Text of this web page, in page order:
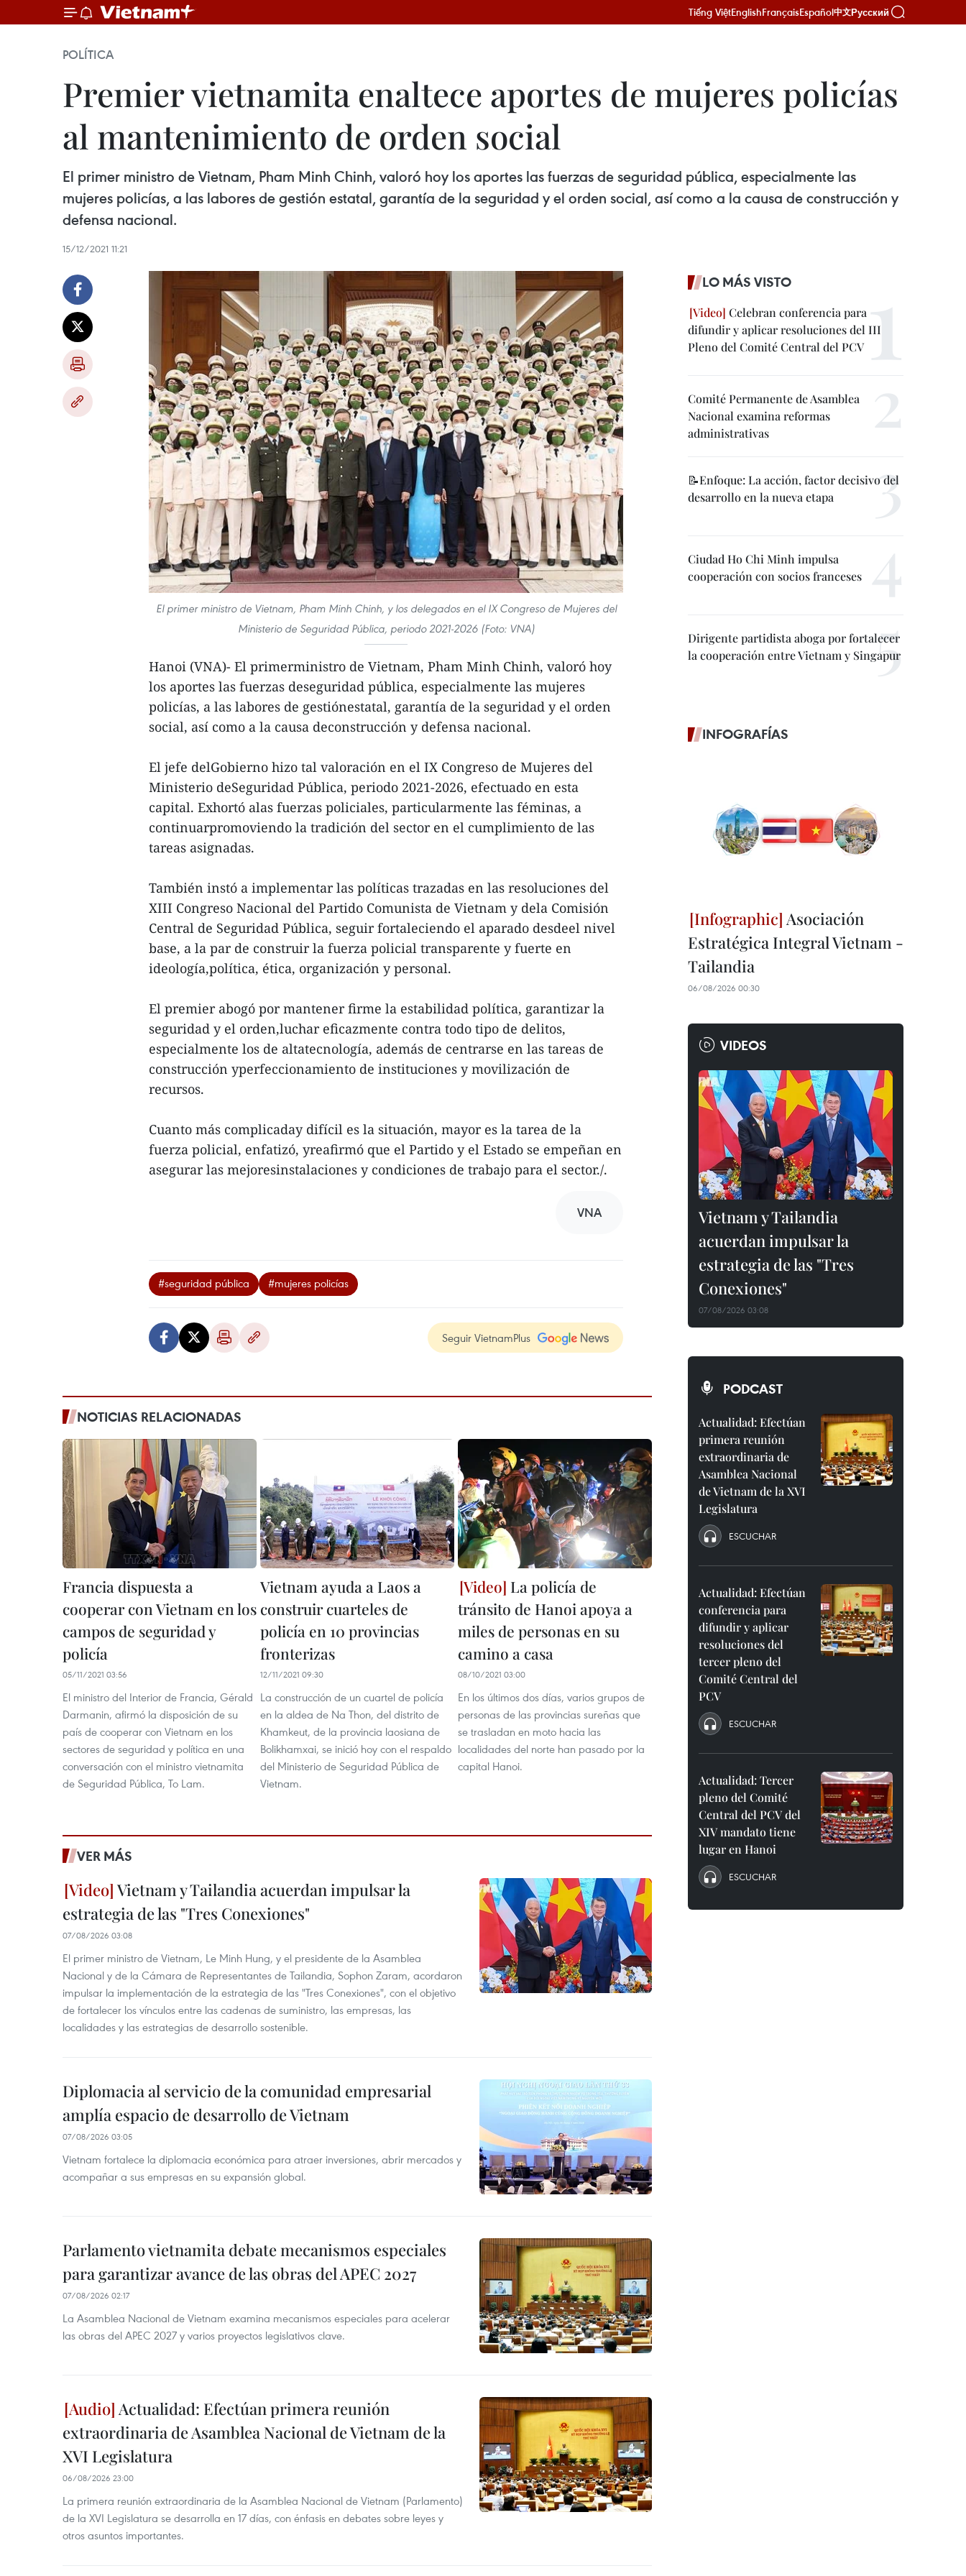
Tiếng ViệtEnglishFrançaisEspañol中文Русский
POLÍTICA
Premier vietnamita enaltece aportes de mujeres policías
al mantenimiento de orden social
El primer ministro de Vietnam, Pham Minh Chinh, valoró hoy los aportes las fuerzas de seguridad pública, especialmente las
mujeres policías, a las labores de gestión estatal, garantía de la seguridad y el orden social, así como a la causa de construcción y
defensa nacional.
15/12/2021 11:21
El primer ministro de Vietnam, Pham Minh Chinh, y los delegados en el IX Congreso de Mujeres del
Ministerio de Seguridad Pública, periodo 2021-2026 (Foto: VNA)
Hanoi (VNA)- El primerministro de Vietnam, Pham Minh Chinh, valoró hoy
los aportes las fuerzas deseguridad pública, especialmente las mujeres
policías, a las labores de gestiónestatal, garantía de la seguridad y el orden
social, así como a la causa deconstrucción y defensa nacional.
El jefe delGobierno hizo tal valoración en el IX Congreso de Mujeres del
Ministerio deSeguridad Pública, periodo 2021-2026, efectuado en esta
capital. Exhortó alas fuerzas policiales, particularmente las féminas, a
continuarpromoviendo la tradición del sector en el cumplimiento de las
tareas asignadas.
También instó a implementar las políticas trazadas en las resoluciones del
XIII Congreso Nacional del Partido Comunista de Vietnam y dela Comisión
Central de Seguridad Pública, seguir fortaleciendo el aparado desdeel nivel
base, a la par de construir la fuerza policial transparente y fuerte en
ideología,política, ética, organización y personal.
El premier abogó por mantener firme la estabilidad política, garantizar la
seguridad y el orden,luchar eficazmente contra todo tipo de delitos,
especialmente los de altatecnología, además de centrarse en las tareas de
construcción yperfeccionamiento de instituciones y movilización de
recursos.
Cuanto más complicaday difícil es la situación, mayor es la tarea de la
fuerza policial, enfatizó, yreafirmó que el Partido y el Estado se empeñan en
asegurar las mejoresinstalaciones y condiciones de trabajo para el sector./.
VNA
#seguridad pública #mujeres policías
Seguir VietnamPlus
NOTICIAS RELACIONADAS
Francia dispuesta a
cooperar con Vietnam en los
campos de seguridad y
policía
05/11/2021 03:56
El ministro del Interior de Francia, Gérald
Darmanin, afirmó la disposición de su
país de cooperar con Vietnam en los
sectores de seguridad y política en una
conversación con el ministro vietnamita
de Seguridad Pública, To Lam.
Vietnam ayuda a Laos a
construir cuarteles de
policía en 10 provincias
fronterizas
12/11/2021 09:30
La construcción de un cuartel de policía
en la aldea de Na Thon, del distrito de
Khamkeut, de la provincia laosiana de
Bolikhamxai, se inició hoy con el respaldo
del Ministerio de Seguridad Pública de
Vietnam.
La policía de
tránsito de Hanoi apoya a
miles de personas en su
camino a casa
08/10/2021 03:00
En los últimos dos días, varios grupos de
personas de las provincias sureñas que
se trasladan en moto hacia las
localidades del norte han pasado por la
capital Hanoi.
VER MÁS
Vietnam y Tailandia acuerdan impulsar la
estrategia de las "Tres Conexiones"
07/08/2026 03:08
El primer ministro de Vietnam, Le Minh Hung, y el presidente de la Asamblea
Nacional y de la Cámara de Representantes de Tailandia, Sophon Zaram, acordaron
impulsar la implementación de la estrategia de las "Tres Conexiones", con el objetivo
de fortalecer los vínculos entre las cadenas de suministro, las empresas, las
localidades y las estrategias de desarrollo sostenible.
Diplomacia al servicio de la comunidad empresarial
amplía espacio de desarrollo de Vietnam
07/08/2026 03:05
Vietnam fortalece la diplomacia económica para atraer inversiones, abrir mercados y
acompañar a sus empresas en su expansión global.
Parlamento vietnamita debate mecanismos especiales
para garantizar avance de las obras del APEC 2027
07/08/2026 02:17
La Asamblea Nacional de Vietnam examina mecanismos especiales para acelerar
las obras del APEC 2027 y varios proyectos legislativos clave.
Actualidad: Efectúan primera reunión
extraordinaria de Asamblea Nacional de Vietnam de la
XVI Legislatura
06/08/2026 23:00
La primera reunión extraordinaria de la Asamblea Nacional de Vietnam (Parlamento)
de la XVI Legislatura se desarrolla en 17 días, con énfasis en debates sobre leyes y
otros asuntos importantes.
LO MÁS VISTO
Celebran conferencia para
difundir y aplicar resoluciones del III
Pleno del Comité Central del PCV
Comité Permanente de Asamblea
Nacional examina reformas
administrativas
📝Enfoque: La acción, factor decisivo del
desarrollo en la nueva etapa
Ciudad Ho Chi Minh impulsa
cooperación con socios franceses
Dirigente partidista aboga por fortalecer
la cooperación entre Vietnam y Singapur
INFOGRAFÍAS
Asociación
Estratégica Integral Vietnam -
Tailandia
06/08/2026 00:30
VIDEOS
Vietnam y Tailandia
acuerdan impulsar la
estrategia de las "Tres
Conexiones"
07/08/2026 03:08
PODCAST
Actualidad: Efectúan
primera reunión
extraordinaria de
Asamblea Nacional
de Vietnam de la XVI
Legislatura
ESCUCHAR
Actualidad: Efectúan
conferencia para
difundir y aplicar
resoluciones del
tercer pleno del
Comité Central del
PCV
ESCUCHAR
Actualidad: Tercer
pleno del Comité
Central del PCV del
XIV mandato tiene
lugar en Hanoi
ESCUCHAR